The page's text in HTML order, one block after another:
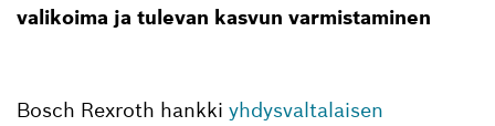
valikoima ja tulevan kasvun varmistaminen
Bosch Rexroth hankki yhdysvaltalaisen